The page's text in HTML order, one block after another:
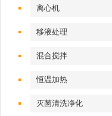
离心机
移液处理
混合搅拌
恒温加热
灭菌清洗净化